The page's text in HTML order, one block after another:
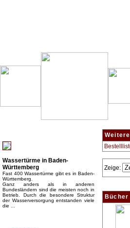
Wassertürme in Baden-
Württemberg
Fast 400 Wassertürme gibt es in Baden-
Württemberg.
Ganz anders als in anderen
Bundesländern sind die meisten noch in
Betrieb. Durch die besondere Struktur
der Wasserversorgung entstanden viele
die ...
Zeige: